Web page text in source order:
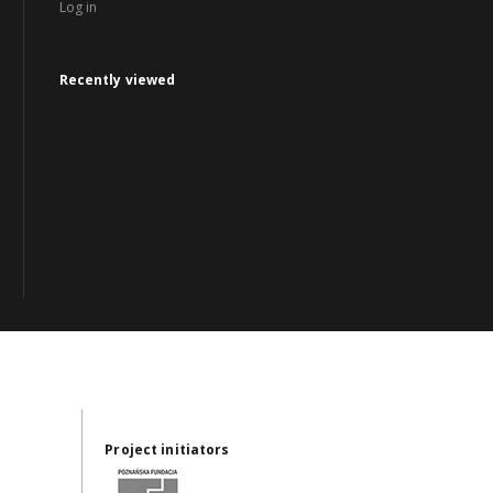
Log in
Recently viewed
Project initiators